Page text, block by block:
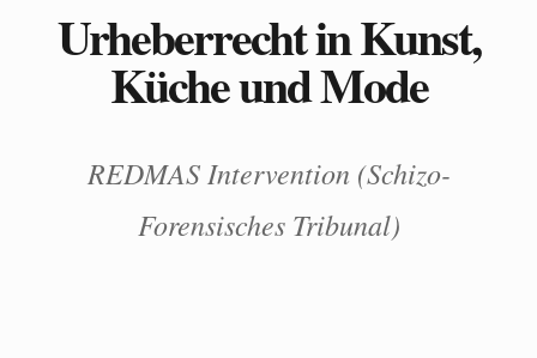
Urheberrecht in Kunst,
Küche und Mode
REDMAS Intervention (Schizo-
Forensisches Tribunal)